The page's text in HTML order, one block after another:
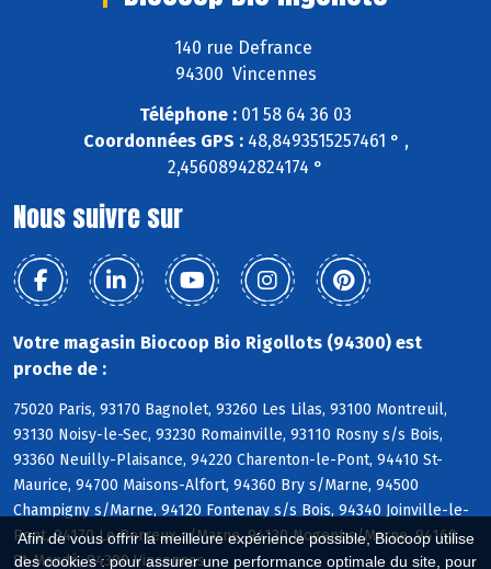
Afin de vous offrir la meilleure expérience possible, Biocoop utilise
des cookies : pour assurer une performance optimale du site, pour
140 rue Defrance
94300 Vincennes
Téléphone : 01 58 64 36 03
Coordonnées GPS :48,8493515257461 ° ,
2,45608942824174 °
Nous suivre sur
Votre magasin Biocoop Bio Rigollots (94300) est
proche de :
75020 Paris, 93170 Bagnolet, 93260 Les Lilas, 93100 Montreuil,
93130 Noisy-le-Sec, 93230 Romainville, 93110 Rosny s/s Bois,
93360 Neuilly-Plaisance, 94220 Charenton-le-Pont, 94410 St-
Maurice, 94700 Maisons-Alfort, 94360 Bry s/Marne, 94500
Champigny s/Marne, 94120 Fontenay s/s Bois, 94340 Joinville-le-
Pont, 94170 Le Perreux s/Marne, 94130 Nogent s/Marne, 94160
St-Mandé, 94300 Vincennes